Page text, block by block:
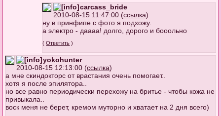
carcass_bride
2010-08-15 11:47:00 (ссылка)
ну в принфипе с фото я подхожу.
а электро - даааа! долго, дорого и бооольно
(Ответить )
yokohunter
2010-08-15 12:13:00 (ссылка)
а мне скиндокторс от врастания очень помогает..
хотя я после эпилятора..
но все равно периодически перехожу на бритье - чтобы кожа не
привыкала..
воск меня не берет, кремом муторно и хватает на 2 дня всего)